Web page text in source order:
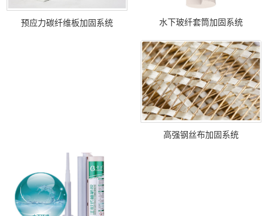
预应力碳纤维板加固系统 水下玻纤套筒加固系统
高强钢丝布加固系统